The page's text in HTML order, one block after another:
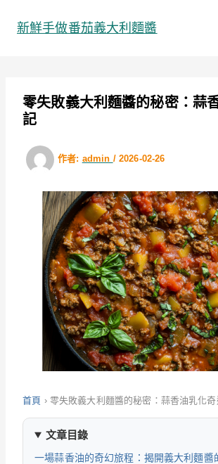
新鮮手做番茄義大利麵醬
零失敗義大利麵醬的秘密：蒜
記
作者: admin / 2026-02-26
首頁 › 零失敗義大利麵醬的秘密：蒜香油乳化奇
文章目錄
一場蒜香油的奇幻旅程：揭開義大利麵醬